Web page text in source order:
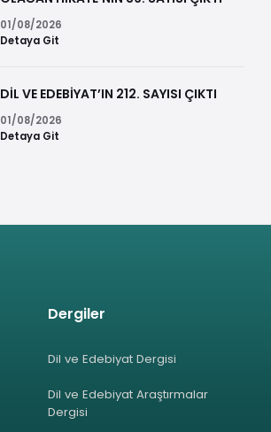
01/08/2026
Detaya Git
DİL VE EDEBİYAT’IN 212. SAYISI ÇIKTI
01/08/2026
Detaya Git
Dergiler
Dil ve Edebiyat Dergisi
Dil ve Edebiyat Araştırmalar
Dergisi